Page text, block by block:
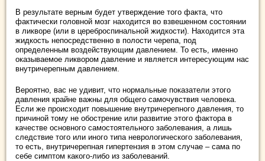
В результате верным будет утверждение того факта, что
фактически головной мозг находится во взвешенном состоянии
в ликворе (или в цереброспинальной жидкости). Находится эта
жидкость непосредственно в полости черепа, под
определенным воздействующим давлением. То есть, именно
оказываемое ликвором давление и является интересующим нас
внутричерепным давлением.
Вероятно, вас не удивит, что нормальные показатели этого
давления крайне важны для общего самочувствия человека.
Если же происходит повышение внутричерепного давления, то
причиной тому не обострение или развитие этого фактора в
качестве основного самостоятельного заболевания, а лишь
следствие того или иного типа неврологического заболевания,
то есть, внутричерепная гипертензия в этом случае – сама по
себе симптом какого-либо из заболеваний.